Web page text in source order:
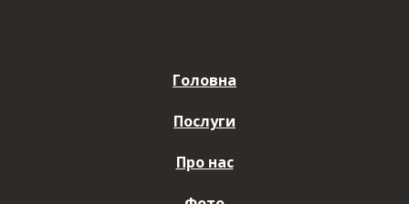
Головна
Послуги
Про нас